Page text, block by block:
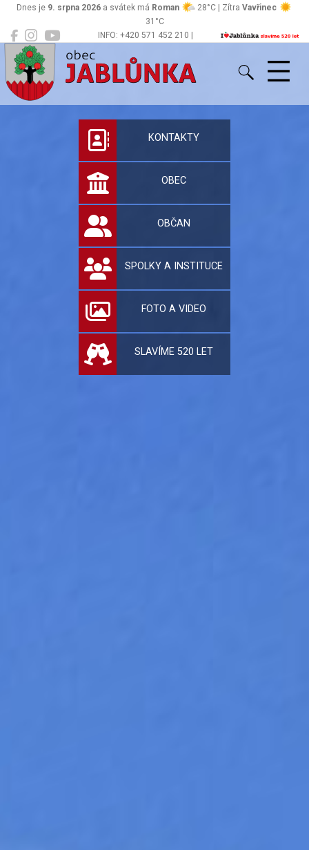
INFO: +420 571 452 210 |
Dnes je 9. srpna 2026 a svátek má Roman 28°C | Zítra Vavřinec
31°C
Jablůnka
Oficiální stránky
KONTAKTY
OBEC
OBČAN
SPOLKY A INSTITUCE
FOTO A VIDEO
SLAVÍME 520 LET